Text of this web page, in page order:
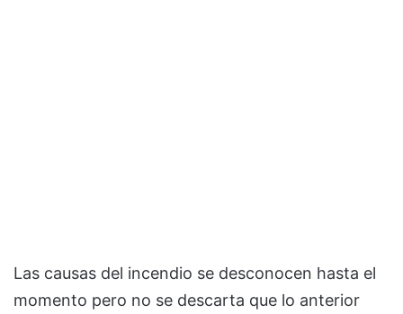
Las causas del incendio se desconocen hasta el
momento pero no se descarta que lo anterior